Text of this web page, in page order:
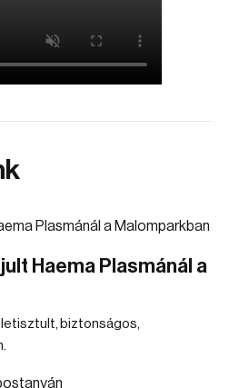
Haema Plasmánál a
biztonságos,